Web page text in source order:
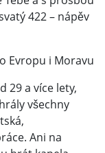
422 – nápěv
Evropu i Moravu
29 a více lety,
všechny
Ani na